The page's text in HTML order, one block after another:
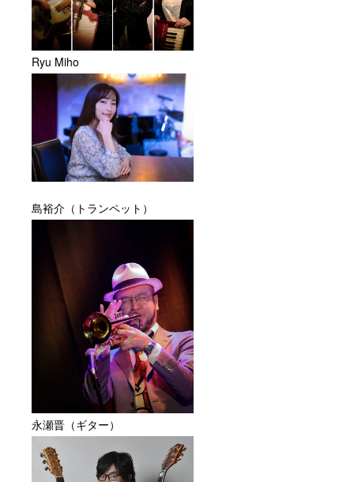
Ryu Miho
島裕介（トランペット）
永瀬晋（ギター）